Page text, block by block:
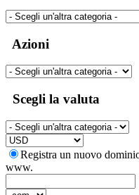
Azioni
Scegli la valuta
Registra un nuovo
www.